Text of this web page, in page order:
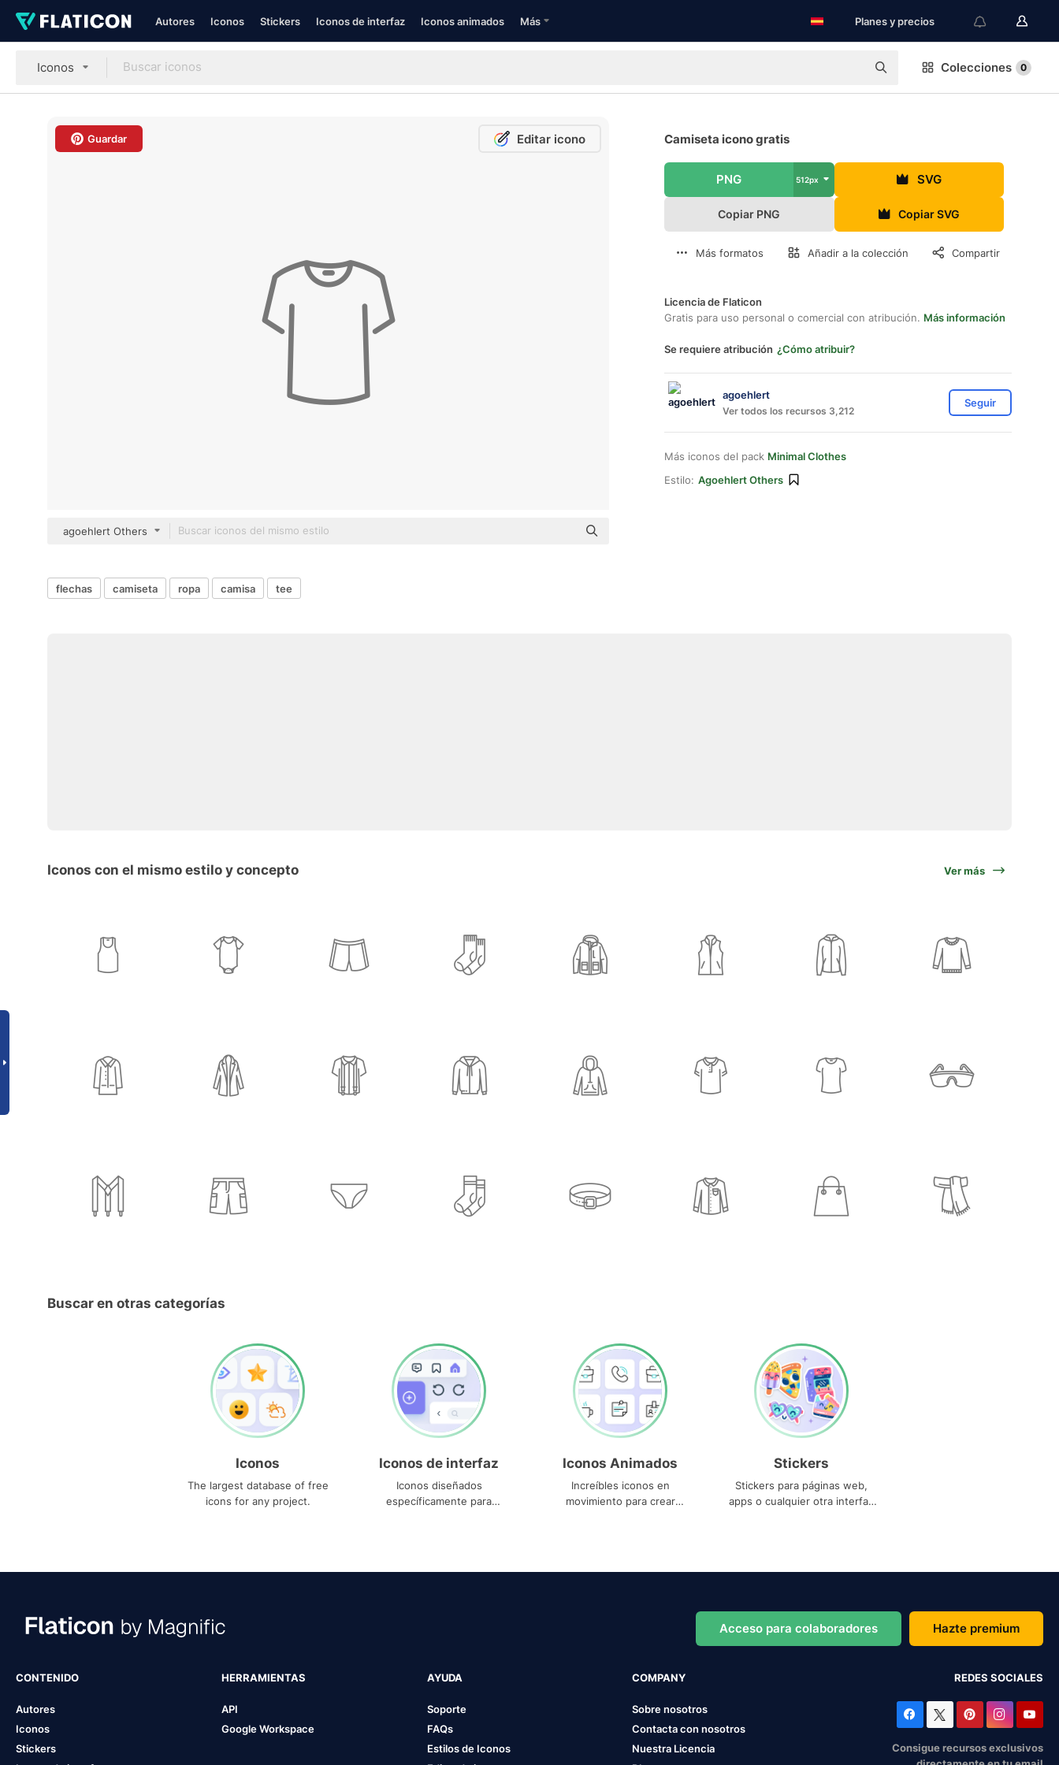
Autores Iconos Stickers Iconos de interfaz Iconos animados Más Planes y precios
Iconos Colecciones 0
Guardar Editar icono
agoehlert Others
Camiseta icono gratis
PNG 512px SVG
Copiar PNG Copiar SVG
Más formatos Añadir a la colección Compartir
Licencia de Flaticon
Gratis para uso personal o comercial con atribución. Más información
Se requiere atribución ¿Cómo atribuir?
agoehlert
Ver todos los recursos 3,212
Seguir
Más iconos del pack Minimal Clothes
Estilo: Agoehlert Others
flechas camiseta ropa camisa tee
Iconos con el mismo estilo y concepto Ver más
Buscar en otras categorías
Iconos
The largest database of free
icons for any project.
Iconos de interfaz
Iconos diseñados
específicamente para
Iconos Animados
Increíbles iconos en
movimiento para crear
Stickers
Stickers para páginas web,
apps o cualquier otra interfaz
Acceso para colaboradores Hazte premium
CONTENIDO
Autores
Iconos
Stickers
HERRAMIENTAS
API
Google Workspace
AYUDA
Soporte
FAQs
Estilos de Iconos
COMPANY
Sobre nosotros
Contacta con nosotros
Nuestra Licencia
REDES SOCIALES
Consigue recursos exclusivos